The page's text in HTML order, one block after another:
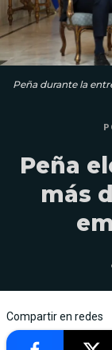
Peña durante la
Peña
más
Compartir en redes